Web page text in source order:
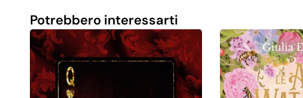
Potrebbero interessarti